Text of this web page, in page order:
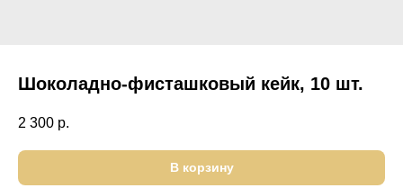
Шоколадно-фисташковый кейк, 10 шт.
2 300 р.
В корзину